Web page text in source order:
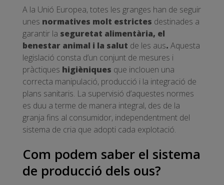
A la Unió Europea, totes les granges han de seguir
unes normatives molt estrictes destinades a
garantir la seguretat alimentària, el
benestar animal i la salut de les aus. Aquesta
legislació consta d’un conjunt de mesures i
pràctiques higièniques que inclouen una
correcta manipulació, producció i la integració de
plans sanitaris. La supervisió d’aquestes normes
es duu a terme de manera integral, des de la
granja fins al consumidor, independentment del
sistema de cria que adopti cada explotació.
Com podem saber el sistema
de producció dels ous?